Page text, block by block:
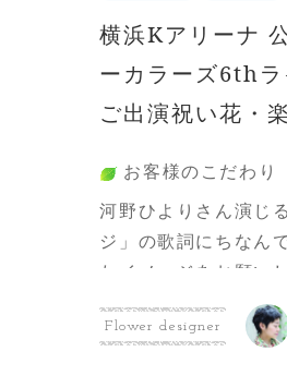
横浜Kアリーナ
ーカラーズ6th
ご出演祝い花・
お客様のこだわり
河野ひよりさん演じ
ジ」の歌詞にちなん
たイメージをお願い
お花でハナマルを描
して、ハナマルをリ
Flower designer